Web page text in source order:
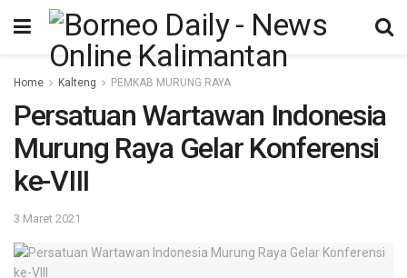
Home Kalteng PEMKAB MURUNG RAYA
Persatuan Wartawan Indonesia
Murung Raya Gelar Konferensi
ke-VIII
3 Maret 2021